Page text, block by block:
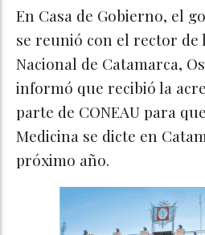
En Casa de Gobierno, el
se reunió con el rector de
Nacional de Catamarca,
informó que recibió la
parte de CONEAU para
Medicina se dicte en
próximo año.